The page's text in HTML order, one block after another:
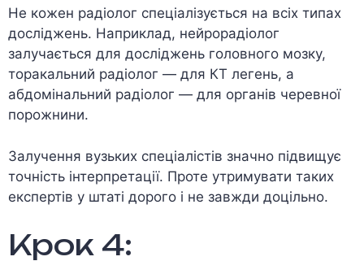
Не кожен радіолог спеціалізується на всіх типах
досліджень. Наприклад, нейрорадіолог
залучається для досліджень головного мозку,
торакальний радіолог — для КТ легень, а
абдомінальний радіолог — для органів черевної
порожнини.
Залучення вузьких спеціалістів значно підвищує
точність інтерпретації. Проте утримувати таких
експертів у штаті дорого і не завжди доцільно.
Крок 4: